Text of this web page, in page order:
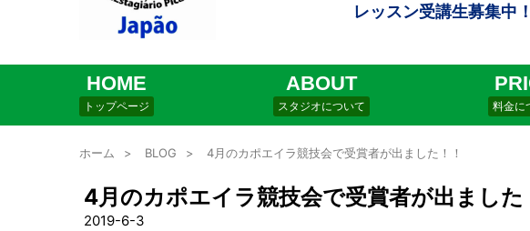
レッスン受講生募集中！
HOME
トップページ
ABOUT
スタジオについて 料金に
ホーム > BLOG > 4月のカポエイラ競技会で受賞者が出ました！！
4月のカポエイラ競技会で受賞者が出ました
2019-6-3